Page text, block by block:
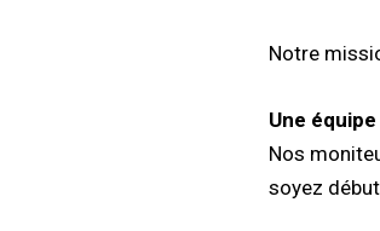
Notre
Une
Nos
soyez